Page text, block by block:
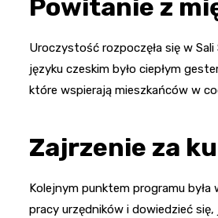
Powitanie z
Uroczystość rozpoczęła się w
języku czeskim było ciepłym
które wspierają mieszkańców w
Zajrzenie za
Kolejnym punktem programu
pracy urzędników i dowiedzieć